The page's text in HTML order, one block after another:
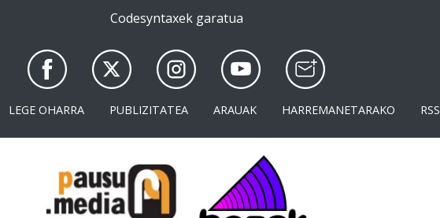
Codesyntaxek garatua
LEGE OHARRA PUBLIZITATEA ARAUAK HARREMANETARAKO RSS